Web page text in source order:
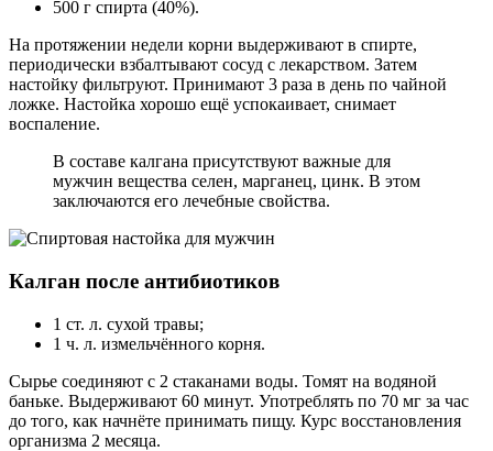
500 г спирта (40%).
На протяжении недели корни выдерживают в спирте,
периодически взбалтывают сосуд с лекарством. Затем
настойку фильтруют. Принимают 3 раза в день по чайной
ложке. Настойка хорошо ещё успокаивает, снимает
воспаление.
В составе калгана присутствуют важные для
мужчин вещества селен, марганец, цинк. В этом
заключаются его лечебные свойства.
Калган после антибиотиков
1 ст. л. сухой травы;
1 ч. л. измельчённого корня.
Сырье соединяют с 2 стаканами воды. Томят на водяной
баньке. Выдерживают 60 минут. Употреблять по 70 мг за час
до того, как начнёте принимать пищу. Курс восстановления
организма 2 месяца.